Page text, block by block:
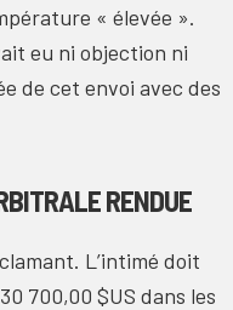
« élevée ».
eu ni objection ni
de cet envoi avec des
RENDUE
L’intimé doit
700,00 $US dans les